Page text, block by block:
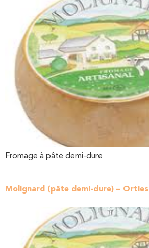
Fromage à pâte demi-dure
Molignard (pâte demi-dure) – Orties